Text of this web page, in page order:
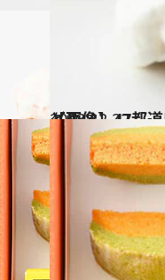
2023.12.22
【画像】47都道府県「手土産グルメ」2024 “東日本の旨いもの”を総まとめ
グルメ